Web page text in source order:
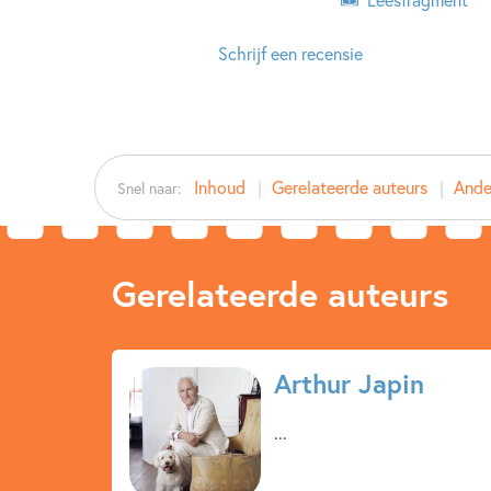
Schrijf een recensie
Snel naar: Inhoud Gerelateerde auteurs
Gerelateerde auteurs
Arthur Japin
...